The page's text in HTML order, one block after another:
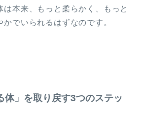
は本来、もっと柔らかく、もっと
でいられるはずなのです。
」を取り戻す3つのステッ